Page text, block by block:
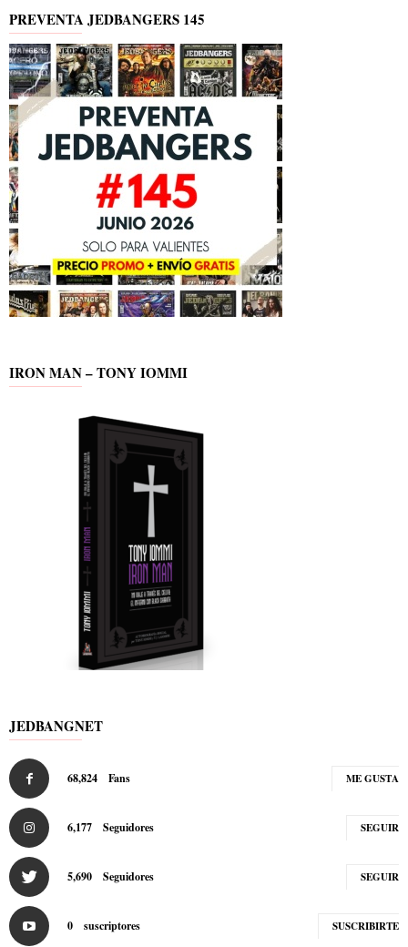
PREVENTA JEDBANGERS 145
IRON MAN – TONY IOMMI
JEDBANGNET
68,824 Fans ME GUSTA
6,177 Seguidores SEGUIR
5,690 Seguidores SEGUIR
0 suscriptores SUSCRIBIRTE